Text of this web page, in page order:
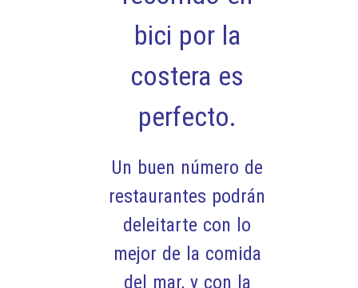
bici por la
costera es
perfecto.
Un buen número de
restaurantes podrán
deleitarte con lo
mejor de la comida
del mar, y con la